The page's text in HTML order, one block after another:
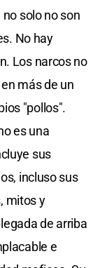
solo no son
No hay
Los narcos no
más de un
"pollos".
es una
sus
incluso sus
mitos y
de arriba
e